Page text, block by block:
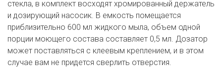
стекла, в комплект восходят хромированный держатель
и дозирующий насосик. В емкость помещается
приблизительно 600 мл жидкого мыла, объем одной
порции моющего состава составляет 0,5 мл. Дозатор
может поставляться с клеевым креплением, и в этом
случае вам не придется сверлить отверстия.